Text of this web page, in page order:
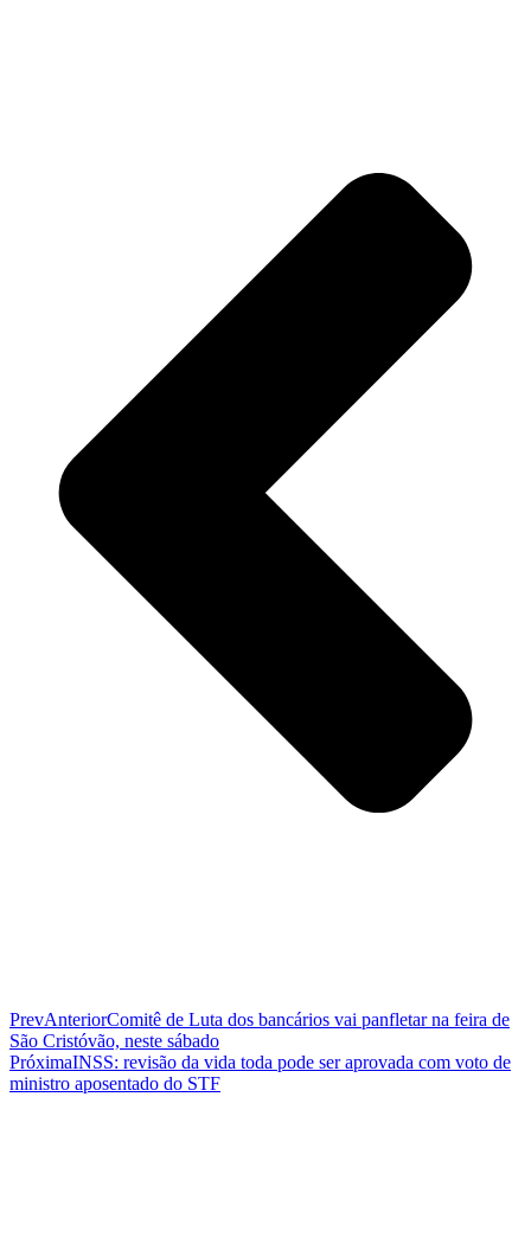
PrevAnteriorComitê de Luta dos bancários vai panfletar na feira de
São Cristóvão, neste sábado
PróximaINSS: revisão da vida toda pode ser aprovada com voto de
ministro aposentado do STF